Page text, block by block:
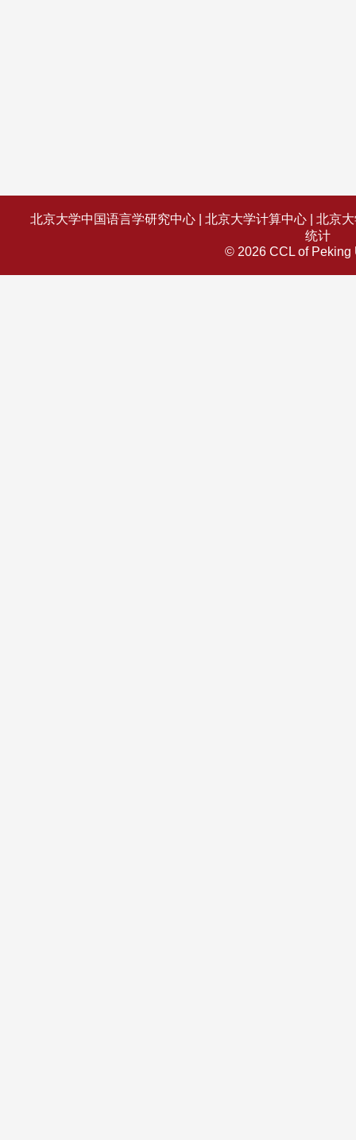
北京大学中国语言学研究中心| 北京大学计算中心| 北京
统计
© 2026 CCL of Peking